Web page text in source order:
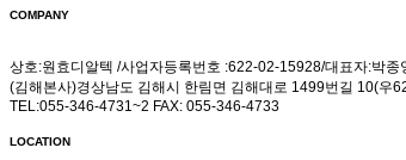
COMPANY
상호:원효디알텍 /사업자등록번호 :622-02-15928/대표자:박
(김해본사)경상남도 김해시 한림면 김해대로 1499번길 10(우
TEL:055-346-4731~2 FAX: 055-346-4733
LOCATION